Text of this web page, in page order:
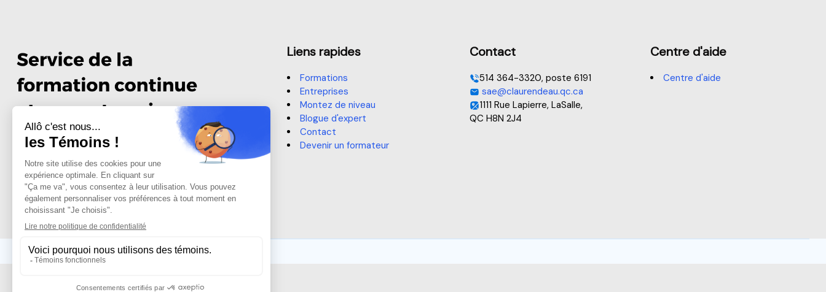
Liens rapides
Formations
Entreprises
Montez de niveau
Blogue d'expert
Contact
Devenir un formateur
Contact
514 364-3320, poste 6191
sae@claurendeau.qc.ca
1111 Rue Lapierre, LaSalle,
QC H8N 2J4
Centre d'aide
Centre d'aide